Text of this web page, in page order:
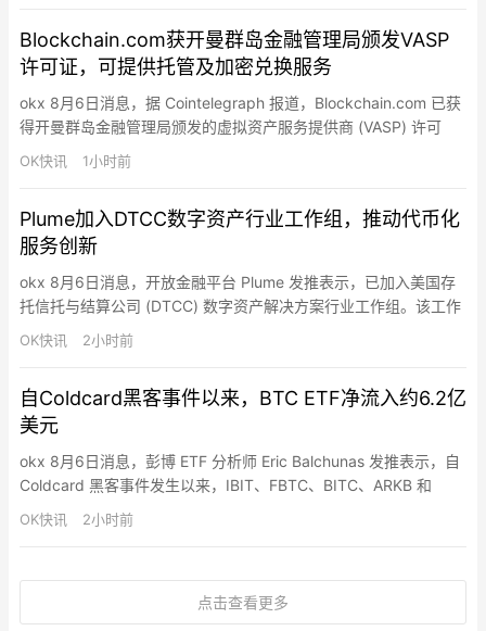
Blockchain.com获开曼群岛金融管理局颁发VASP
许可证，可提供托管及加密兑换服务
okx 8月6日消息，据 Cointelegraph 报道，Blockchain.com 已获
得开曼群岛金融管理局颁发的虚拟资产服务提供商 (VASP) 许可
证，可提供托管服务。该许可证还允许 Blockchain.com 提供加密
货币与法币以及加密货币之间的兑换服务。该公司自 2022 年 5 月
OK快讯 1小时前
Plume加入DTCC数字资产行业工作组，推动代币化
服务创新
okx 8月6日消息，开放金融平台 Plume 发推表示，已加入美国存
托信托与结算公司 (DTCC) 数字资产解决方案行业工作组。该工作
组旨在就 DTCC 代币化服务提供反馈，并促进持续深入的对话，从
而推动数字资产的广泛应用和创新。DTCC 为超过 114 万亿美元的
市场基础设施。
OK快讯 2小时前
自Coldcard黑客事件以来，BTC ETF净流入约6.2亿
美元
okx 8月6日消息，彭博 ETF 分析师 Eric Balchunas 发推表示，自
Coldcard 黑客事件发生以来，IBIT、FBTC、BITC、ARKB 和
MSBT 已连续多个交易日录得净流入，总额约 6.2 亿美元。Eric
Balchunas 强调，目前没有证据证明两者存在关联，但认为长期来
OK快讯 2小时前
点击查看更多